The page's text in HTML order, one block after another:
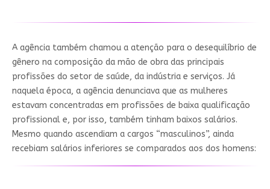
A agência também chamou a atenção para o desequilíbrio de
gênero na composição da mão de obra das principais
profissões do setor de saúde, da indústria e serviços. Já
naquela época, a agência denunciava que as mulheres
estavam concentradas em profissões de baixa qualificação
profissional e, por isso, também tinham baixos salários.
Mesmo quando ascendiam a cargos “masculinos”, ainda
recebiam salários inferiores se comparados aos dos homens: